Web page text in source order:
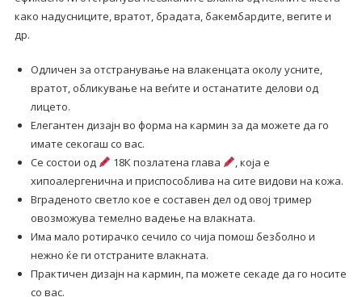
количина
како надусниците, вратот, брадата, бакембардите, вегите и
др.
Одличен за отстранување на влакенцата околу усните,
вратот, обликување на веѓите и останатите делови од
лицето.
Елегантен дизајн во форма на кармин за да можете да го
имате секогаш со вас.
Се состои од
18К позлатена глава
, која е
хипоалергенична и приспособлива на сите видови на кожа.
Вграденото светло кое е составен дел од овој тример
овозможува темелно вадење на влакната.
Има мало ротирачко сечило со чија помош безболно и
нежно ќе ги отстраните влакната.
Практичен дизајн на кармин, па можете секаде да го носите
со вас.